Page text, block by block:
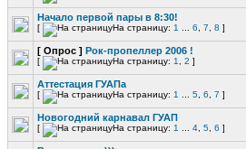
Начало первой пары в 8:30!
[ На страницу: 1 6 7 8 ]
[ Опрос ] Рок-пропеллер 2006 !
[ На страницу: 1 2 ]
Аттестация ГУАПа
[ На страницу: 1 5 6 7 ]
Новогодний карнавал ГУАП
[ На страницу: 1 4 5 6 ]